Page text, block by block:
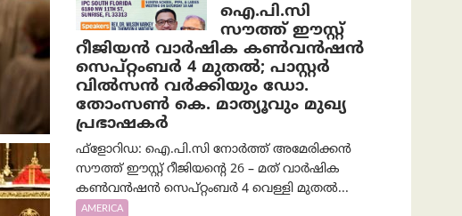
ഐ.പി.സി
സൗത്ത് ഈസ്റ്റ്
റീജിയൻ വാർഷിക കൺവൻഷൻ
സെപ്റ്റംബർ 4 മുതൽ; പാസ്റ്റർ
വിൽസൻ വർക്കിയും ഡോ.
തോംസൺ കെ. മാത്യൂവും മുഖ്യ
പ്രഭാഷകർ
ഫ്ളോറിഡ: ഐ.പി.സി നോർത്ത് അമേരിക്കൻ
സൗത്ത് ഈസ്റ്റ് റീജിയന്റെ 26 – മത് വാർഷിക
കൺവൻഷൻ സെപ്റ്റംബർ 4 വെള്ളി മുതൽ...
AMERICA